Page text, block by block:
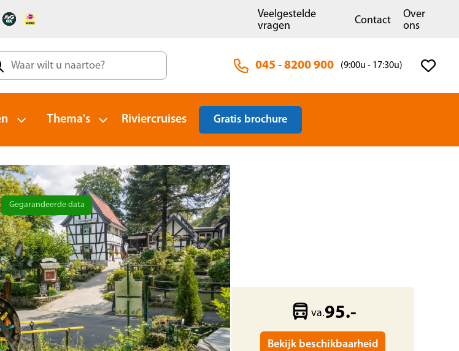
Veelgestelde
vragen
Contact
Over
ons
045 - 8200 900 (9:00u - 17:30u)
Thema's Riviercruises Gratis brochure
Gegarandeerde data
va.95.-
Bekijk beschikbaarheid